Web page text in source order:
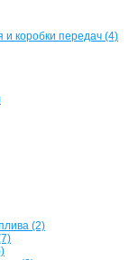
и коробки передач (4)
(2)